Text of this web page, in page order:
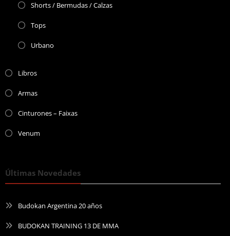
Shorts / Bermudas / Calzas
Tops
Urbano
Libros
Armas
Cinturones – Faixas
Venum
Últimas Novedades
Budokan Argentina 20 años
BUDOKAN TRAINING 13 DE MMA